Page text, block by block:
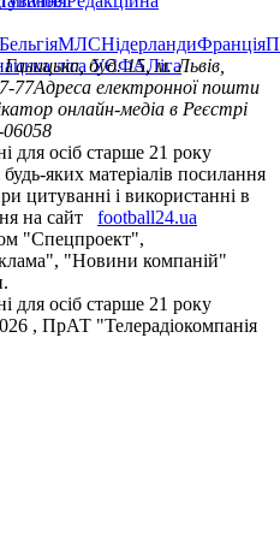
БельгіяМЛСНідерландиФранція
ліга УЄФАЛіга
Галицька, буд. 15, м. Львів,
77Адреса електронної пошти
онлайн-медіа в Реєстрі
06058
для осіб старше 21 року
яких матеріалів посилання
цитуванні і використанні в
на сайт
football24.ua
"Спецпроект",
"Новини компаній"
для осіб старше 21 року
, ПрАТ "Телерадіокомпанія